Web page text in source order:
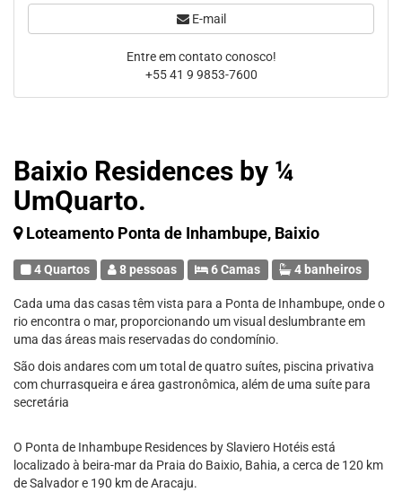
Baixio Residences by ¼
UmQuarto.
Loteamento Ponta de Inhambupe, Baixio
4 Quartos 8 pessoas 6 Camas 4 banheiros
Cada uma das casas têm vista para a Ponta de Inhambupe, onde o
rio encontra o mar, proporcionando um visual deslumbrante em
uma das áreas mais reservadas do condomínio.
São dois andares com um total de quatro suítes, piscina privativa
com churrasqueira e área gastronômica, além de uma suíte para
secretária
O Ponta de Inhambupe Residences by Slaviero Hotéis está
localizado à beira-mar da Praia do Baixio, Bahia, a cerca de 120 km
de Salvador e 190 km de Aracaju.
E-mail
Entre em contato conosco!
+55 41 9 9853-7600